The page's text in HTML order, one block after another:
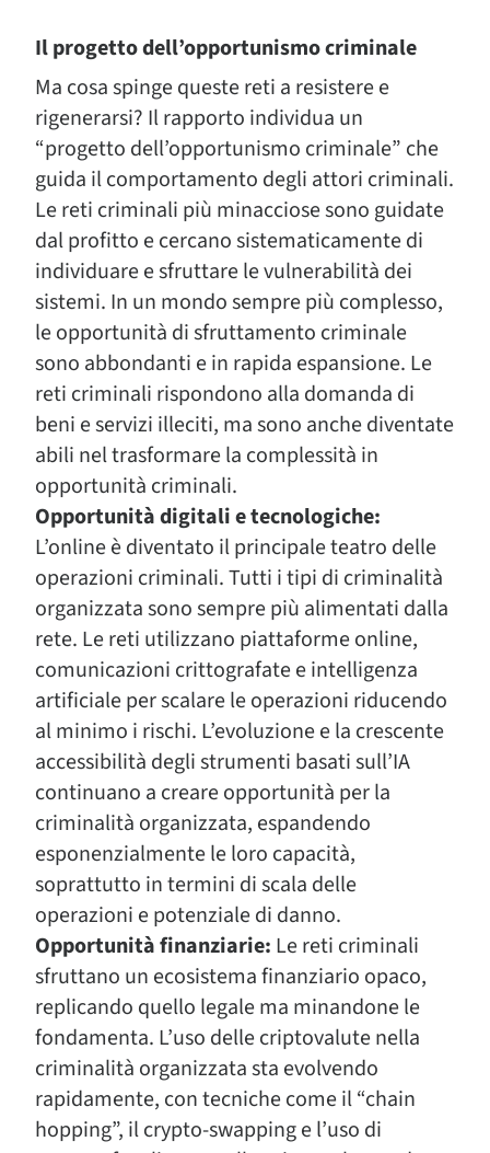
Il progetto dell’opportunismo criminale
Ma cosa spinge queste reti a resistere e
rigenerarsi? Il rapporto individua un
“progetto dell’opportunismo criminale” che
guida il comportamento degli attori criminali.
Le reti criminali più minacciose sono guidate
dal profitto e cercano sistematicamente di
individuare e sfruttare le vulnerabilità dei
sistemi. In un mondo sempre più complesso,
le opportunità di sfruttamento criminale
sono abbondanti e in rapida espansione. Le
reti criminali rispondono alla domanda di
beni e servizi illeciti, ma sono anche diventate
abili nel trasformare la complessità in
opportunità criminali.
Opportunità digitali e tecnologiche:
L’online è diventato il principale teatro delle
operazioni criminali. Tutti i tipi di criminalità
organizzata sono sempre più alimentati dalla
rete. Le reti utilizzano piattaforme online,
comunicazioni crittografate e intelligenza
artificiale per scalare le operazioni riducendo
al minimo i rischi. L’evoluzione e la crescente
accessibilità degli strumenti basati sull’IA
continuano a creare opportunità per la
criminalità organizzata, espandendo
esponenzialmente le loro capacità,
soprattutto in termini di scala delle
operazioni e potenziale di danno.
Opportunità finanziarie: Le reti criminali
sfruttano un ecosistema finanziario opaco,
replicando quello legale ma minandone le
fondamenta. L’uso delle criptovalute nella
criminalità organizzata sta evolvendo
rapidamente, con tecniche come il “chain
hopping”, il crypto-swapping e l’uso di